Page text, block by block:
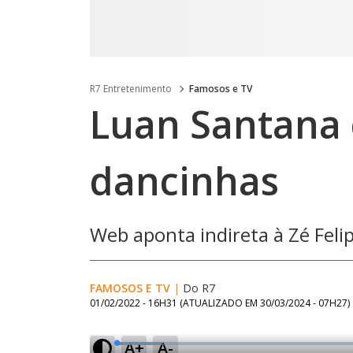
R7 Entretenimento Famosos e TV
Luan
dancinhas
Web aponta indireta à Zé
FAMOSOS E TV | Do R7
01/02/2022 - 16H31 (ATUALIZADO EM 30/03/2024 - 07H27)
A+ A-
L